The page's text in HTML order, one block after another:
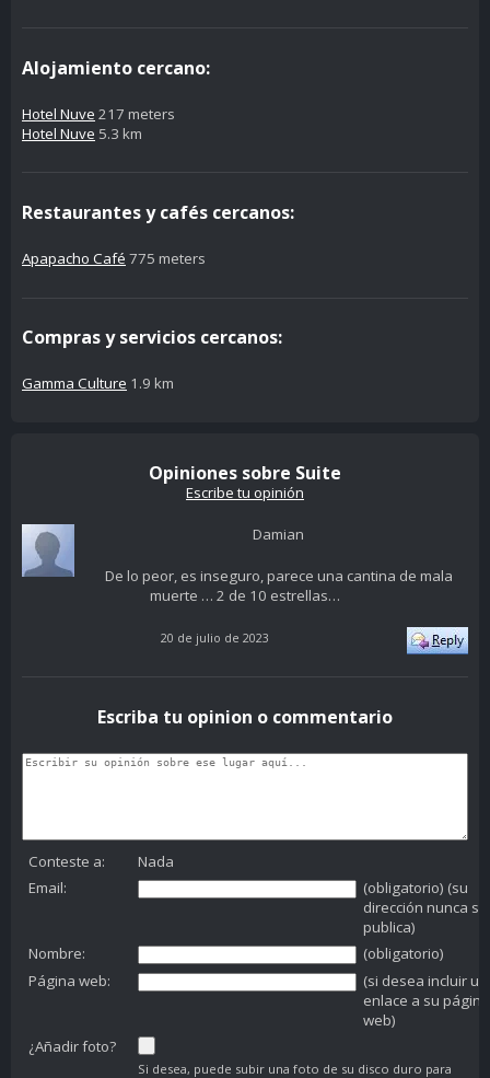
Alojamiento cercano:
Hotel Nuve 217 meters
Hotel Nuve 5.3 km
Restaurantes y cafés cercanos:
Apapacho Café 775 meters
Compras y servicios cercanos:
Gamma Culture 1.9 km
Opiniones sobre Suite
Escribe tu opinión
Damian
De lo peor, es inseguro, parece una cantina de mala
muerte … 2 de 10 estrellas…
20 de julio de 2023
Escriba tu opinion o commentario
Conteste a:
Nada
Email:
(obligatorio) (su
dirección nunca se
publica)
Nombre:
(obligatorio)
Página web:
(si desea incluir un
enlace a su página
web)
¿Añadir foto?
Si desea, puede subir una foto de su disco duro para